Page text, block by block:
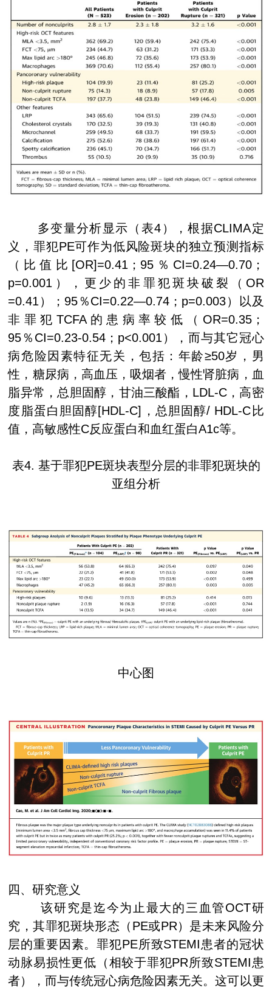
多变量分析显示（表4 ），根据CLIMA定
义，罪犯PE可作为低风险斑块的独立预测指标
（比值比 [OR]=0.41 ； 95％ CI=0.24—0.70；
p=0.001 ），更少的非罪犯斑块破裂（ OR
=0.41 ）； 95％CI=0.22—0.74 ； p=0.003）以及
非罪犯 TCFA的患病率较低（ OR=0.35；
95 ％ CI=0.23-0.54 ； p<0.001 ），而与其它冠心
病危险因素特征无关，包括：年龄≥50岁，男
性，糖尿病，高血压，吸烟者，慢性肾脏病，血
脂异常，总胆固醇，甘油三酸酯， LDL-C，高密
度脂蛋白胆固醇[HDL-C] ，总胆固醇/ HDL-C 比
值，高敏感性C反应蛋白和血红蛋白A1c等。
表4. 基于罪犯PE斑块表型分层的非罪犯斑块的
亚组分析
中心图
四、研究意义
该研究是迄今为止最大的三血管OCT研
究，其罪犯斑块形态（ PE或PR）是未来风险分
层的重要因素。罪犯PE所致STEMI患者的冠状
动脉易损性更低（相较于罪犯PR所致STEMI患
者），而与传统冠心病危险因素无关。这可以更